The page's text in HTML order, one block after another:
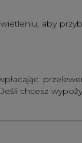
aby
chcesz